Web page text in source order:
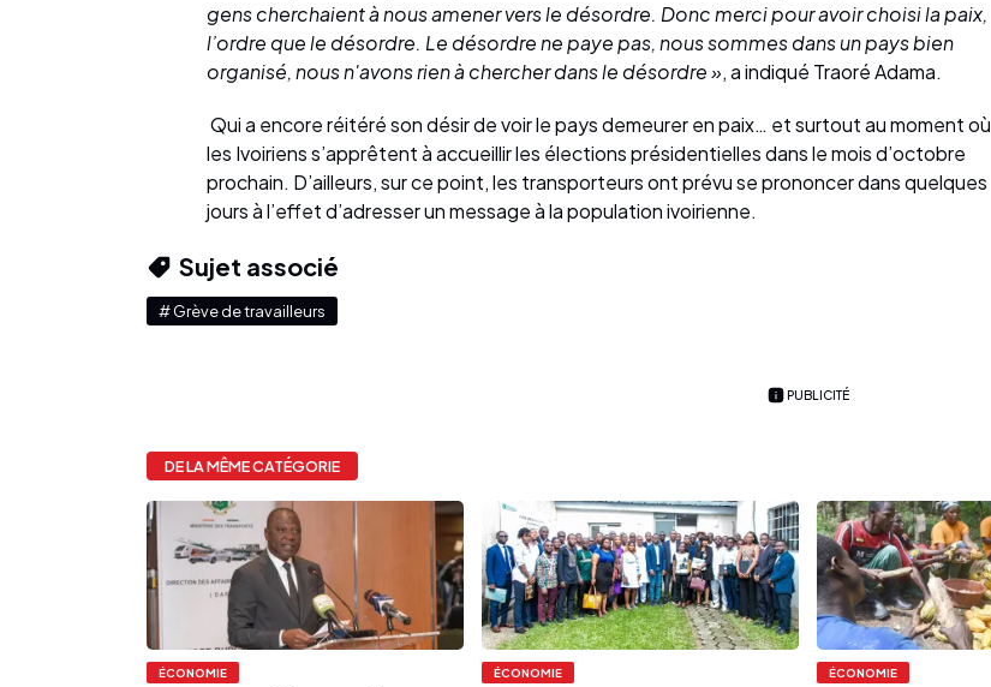
gens cherchaient à nous amener vers le désordre. Donc merci pour avoir choisi la paix,
l’ordre que le désordre. Le désordre ne paye pas, nous sommes dans un pays bien
organisé, nous n'avons rien à chercher dans le désordre », a indiqué Traoré Adama.
Qui a encore réitéré son désir de voir le pays demeurer en paix… et surtout au moment où
les Ivoiriens s’apprêtent à accueillir les élections présidentielles dans le mois d’octobre
prochain. D’ailleurs, sur ce point, les transporteurs ont prévu se prononcer dans quelques
jours à l’effet d’adresser un message à la population ivoirienne.
Sujet associé
# Grève de travailleurs
PUBLICITÉ
DE LA MÊME CATÉGORIE
ÉCONOMIE ÉCONOMIE ÉCONOMIE